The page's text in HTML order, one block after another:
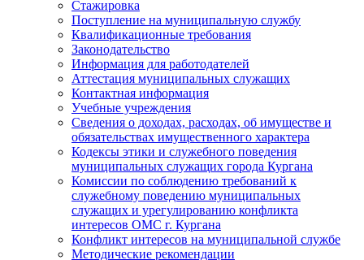
Стажировка
Поступление на муниципальную службу
Квалификационные требования
Законодательство
Информация для работодателей
Аттестация муниципальных служащих
Контактная информация
Учебные учреждения
Сведения о доходах, расходах, об имуществе и
обязательствах имущественного характера
Кодексы этики и служебного поведения
муниципальных служащих города Кургана
Комиссии по соблюдению требований к
служебному поведению муниципальных
служащих и урегулированию конфликта
интересов ОМС г. Кургана
Конфликт интересов на муниципальной службе
Методические рекомендации